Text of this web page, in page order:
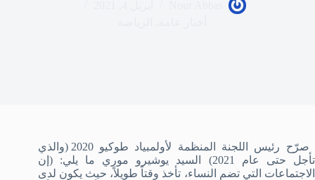
صرّح رئيس اللجنة المنظمة لأولمبياد طوكيو 2020 (والذي
تأجل حتى عام 2021) السيد يوشيرو موري ما يلي: (إن
الاجتماعات التي تضم النساء، تأخذ وقتاً طويلاً، حيث يكون لدى